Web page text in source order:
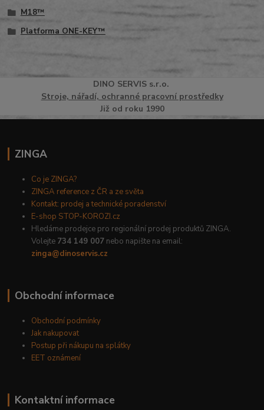
M18™
Platforma ONE-KEY™
DINO SERVISs.r.o.
Stroje, nářadí, ochranné pracovní prostředky
Již od roku 1990
ZINGA
Co je ZINGA?
ZINGA reference z ČR a ze světa
Kontakt: prodej a technické poradenství
E-shop STOP-KOROZI.cz
Hledáme prodejce pro regionální prodej produktů ZINGA.
Volejte 734 149 007 nebo napište na email:
zinga@dinoservis.cz
Obchodní informace
Obchodní podmínky
Jak nakupovat
Postup při nákupu na splátky
EET oznámení
Kontaktní informace